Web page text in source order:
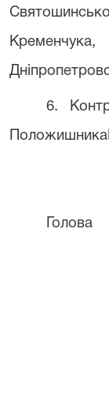
6.
Положишника
Голова